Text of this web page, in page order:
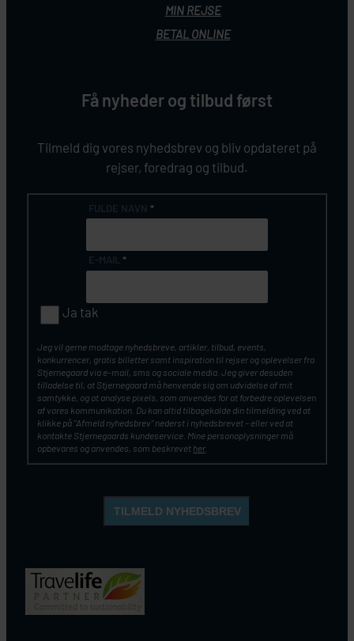
MIN REJSE
BETAL ONLINE
Få nyheder og tilbud først
Tilmeld dig vores nyhedsbrev og bliv opdateret på
rejser, foredrag og tilbud.
*
*
Ja tak
Jeg vil gerne modtage nyhedsbreve, artikler, tilbud, events,
konkurrencer, gratis billetter samt inspiration til rejser og oplevelser fra
Stjernegaard via e-mail, sms og sociale media. Jeg giver desuden
tilladelse til, at Stjernegaard må henvende sig om udvidelse af mit
samtykke, og at analyse pixels, som anvendes for at forbedre oplevelsen
af vores kommunikation. Du kan altid tilbagekalde din tilmelding ved at
klikke på ”Afmeld nyhedsbrev” nederst i nyhedsbrevet – eller ved at
kontakte Stjernegaards kundeservice. Mine personoplysninger må
opbevares og anvendes, som beskrevet her